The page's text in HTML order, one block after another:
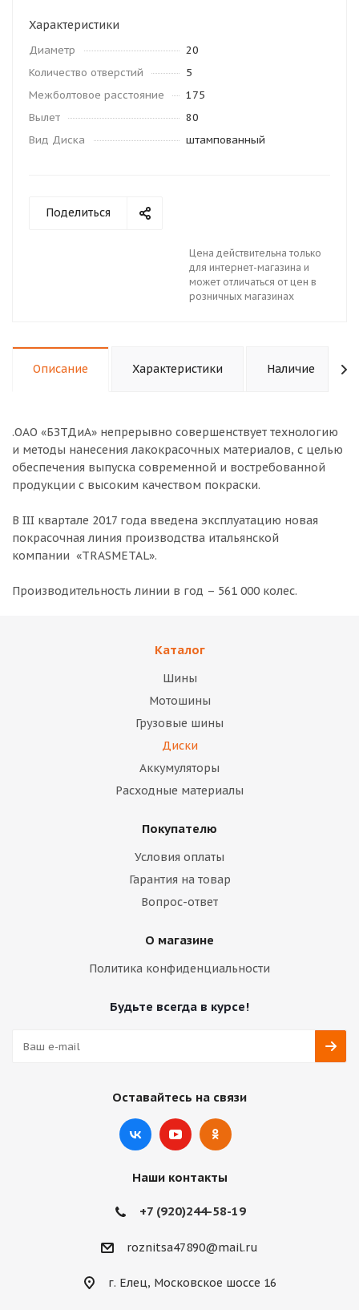
Характеристики
Диаметр
20
Количество отверстий
5
Межболтовое расстояние
175
Вылет
80
Вид Диска
штампованный
Поделиться
Цена действительна только
для интернет-магазина и
может отличаться от цен в
розничных магазинах
Описание Характеристики Наличие
.ОАО «БЗТДиА» непрерывно совершенствует технологию
и методы нанесения лакокрасочных материалов, с целью
обеспечения выпуска современной и востребованной
продукции с высоким качеством покраски.
В III квартале 2017 года введена эксплуатацию новая
покрасочная линия производства итальянской
компании «TRASMETAL».
Производительность линии в год – 561 000 колес.
Каталог
Шины
Мотошины
Грузовые шины
Диски
Аккумуляторы
Расходные материалы
Покупателю
Условия оплаты
Гарантия на товар
Вопрос-ответ
О магазине
Политика конфиденциальности
Будьте всегда в курсе!
Оставайтесь на связи
Наши контакты
+7 (920)244-58-19
roznitsa47890@mail.ru
г. Елец, Московское шоссе 16